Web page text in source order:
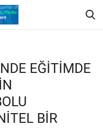
EĞİTİMDE
BİR